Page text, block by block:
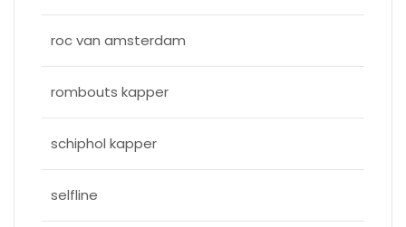
roc van amsterdam
rombouts kapper
schiphol kapper
selfline